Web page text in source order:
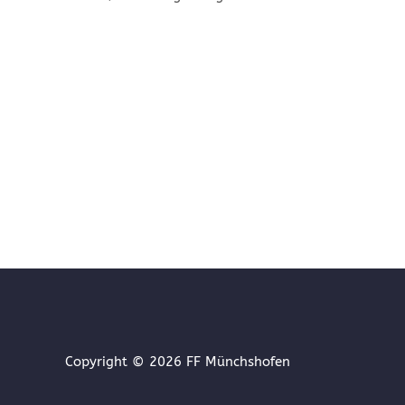
Copyright © 2026 FF Münchshofen